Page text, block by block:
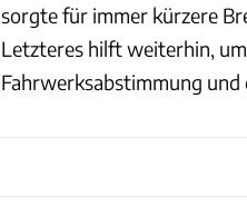
sorgte für immer kürzere
Letzteres hilft weiterhin,
Fahrwerksabstimmung und